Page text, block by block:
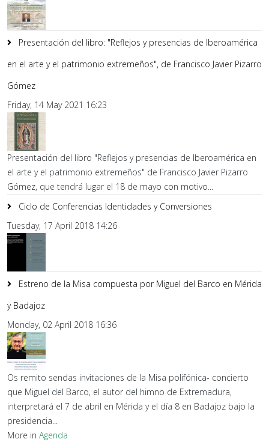
Presentación del libro: "Reflejos y presencias de Iberoamérica
en el arte y el patrimonio extremeños", de Francisco Javier Pizarro
Gómez
Friday, 14 May 2021 16:23
Presentación del libro "Reflejos y presencias de Iberoamérica en
el arte y el patrimonio extremeños" de Francisco Javier Pizarro
Gómez, que tendrá lugar el 18 de mayo con motivo...
Ciclo de Conferencias Identidades y Conversiones
Tuesday, 17 April 2018 14:26
Estreno de la Misa compuesta por Miguel del Barco en Mérida
y Badajoz
Monday, 02 April 2018 16:36
Os remito sendas invitaciones de la Misa polifónica- concierto
que Miguel del Barco, el autor del himno de Extremadura,
interpretará el 7 de abril en Mérida y el día 8 en Badajoz bajo la
presidencia...
More in Agenda